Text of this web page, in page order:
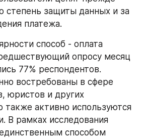
степень защиты данных и за
платежа.
способ - оплата
опросу месяц
77% респондентов.
востребованы в сфере
юристов и других
также активно используются
В рамках исследования
способом